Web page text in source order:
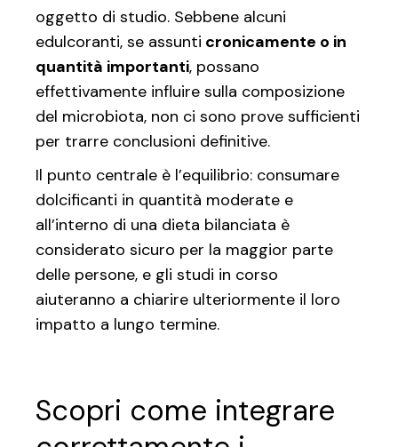
oggetto di studio. Sebbene alcuni
edulcoranti, se assunti cronicamente o in
quantità importanti, possano
effettivamente influire sulla composizione
del microbiota, non ci sono prove sufficienti
per trarre conclusioni definitive.
Il punto centrale è l’equilibrio: consumare
dolcificanti in quantità moderate e
all’interno di una dieta bilanciata è
considerato sicuro per la maggior parte
delle persone, e gli studi in corso
aiuteranno a chiarire ulteriormente il loro
impatto a lungo termine.
Scopri come integrare